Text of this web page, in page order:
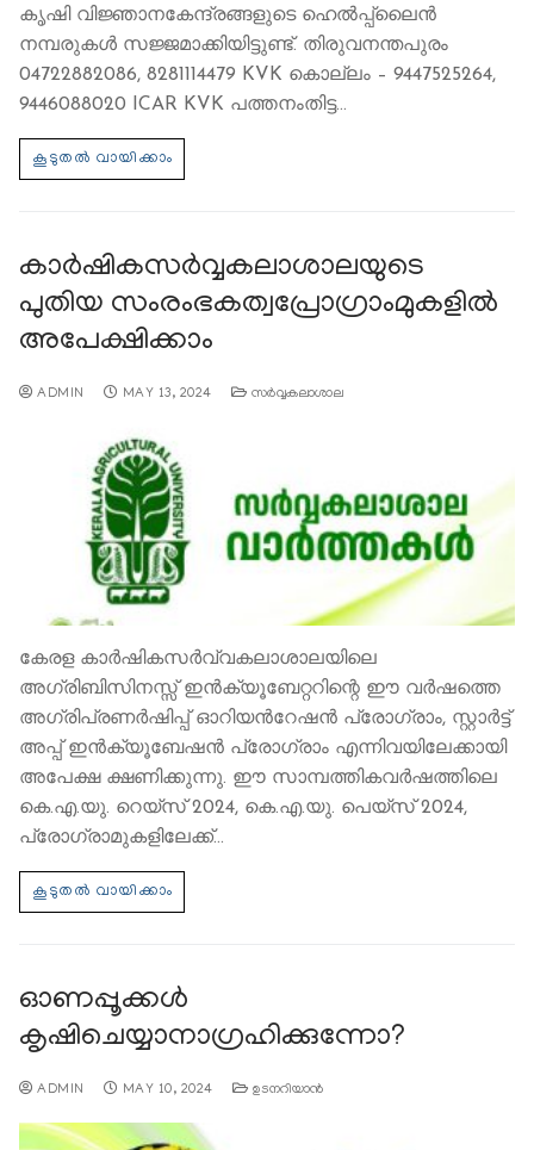
കൃഷി വിജ്ഞാനകേന്ദ്രങ്ങളുടെ ഹെല്‍പ്പ്ലൈന്‍
നമ്പരുകള്‍ സജ്ജമാക്കിയിട്ടുണ്ട്. തിരുവനന്തപുരം
04722882086, 8281114479 KVK കൊല്ലം – 9447525264,
9446088020 ICAR KVK പത്തനംതിട്ട…
കാര്‍ഷികസര്‍വ്വകലാശാലയുടെ
പുതിയ സംരംഭകത്വപ്രോഗ്രാംമുകളിൽ
അപേക്ഷിക്കാം
ADMIN MAY 13, 2024 സര്‍വ്വകലാശാല
കേരള കാര്‍ഷികസര്‍വ്വകലാശാലയിലെ
അഗ്രിബിസിനസ്സ് ഇന്‍ക്യൂബേറ്ററിന്റെ ഈ വര്‍ഷത്തെ
അഗ്രിപ്രണര്‍ഷിപ്പ് ഓറിയന്‍റേഷന്‍ പ്രോഗ്രാം, സ്റ്റാര്‍ട്ട്
അപ്പ് ഇന്‍ക്യൂബേഷന്‍ പ്രോഗ്രാം എന്നിവയിലേക്കായി
അപേക്ഷ ക്ഷണിക്കുന്നു. ഈ സാമ്പത്തികവര്‍ഷത്തിലെ
കെ.എ.യു. റെയ്സ് 2024, കെ.എ.യു. പെയ്സ് 2024,
പ്രോഗ്രാമുകളിലേക്ക്…
ഓണപ്പൂക്കള്‍
കൃഷിചെയ്യാനാഗ്രഹിക്കുന്നോ?
ADMIN MAY 10, 2024 ഉടനറിയാന്‍